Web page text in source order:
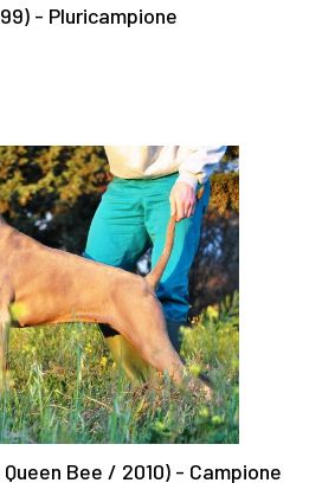
- Pluricampione
Queen Bee / 2010) - Campione